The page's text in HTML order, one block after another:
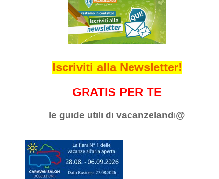
Iscriviti alla Newsletter!
GRATIS PER TE
le guide utili di vacanzelandi@